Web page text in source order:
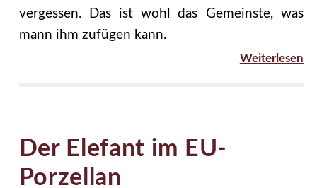
vergessen. Das ist wohl das Gemeinste, was
mann ihm zufügen kann.
Weiterlesen
Der Elefant im EU-
Porzellan